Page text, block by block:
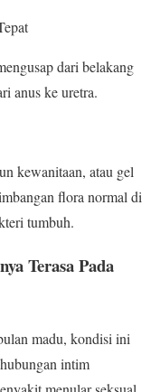
dari belakang
anus ke uretra.
kewanitaan, atau gel
flora normal di
tumbuh.
Terasa Pada
madu, kondisi ini
intim